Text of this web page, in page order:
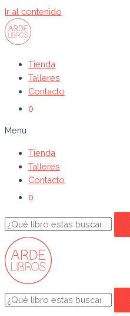
Ir al contenido
Tienda
Talleres
Contacto
0
Menu
Tienda
Talleres
Contacto
0